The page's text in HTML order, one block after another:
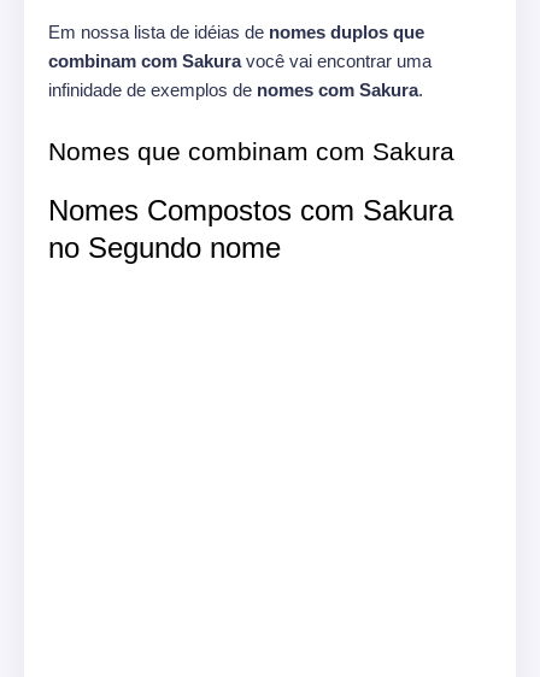
Em nossa lista de idéias de nomes duplos que
combinam com Sakuravocê vai encontrar uma
infinidade de exemplos de nomes com Sakura.
Nomes que combinam com Sakura
Nomes Compostos com Sakura
no Segundo nome